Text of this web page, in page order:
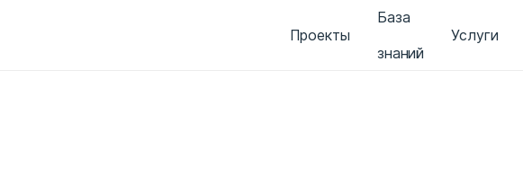
Проекты
База
знаний
Услуги